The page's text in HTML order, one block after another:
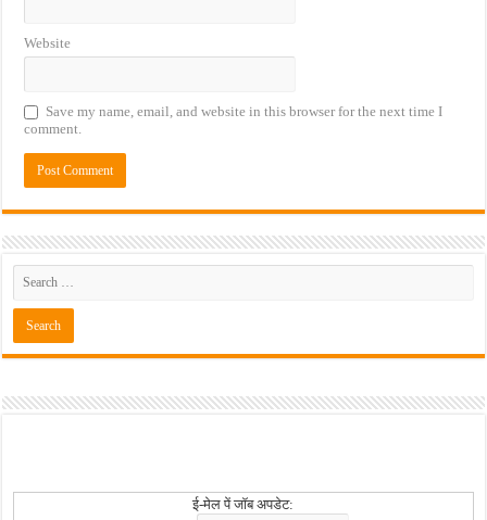
Website
Save my name, email, and website in this browser for the next time I
comment.
ई-मेल पें जॉब अपडेट: